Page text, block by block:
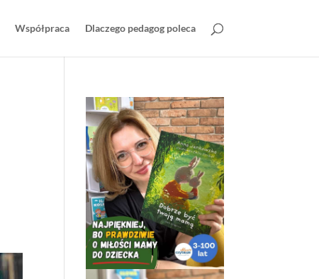
Współpraca Dlaczego pedagog poleca